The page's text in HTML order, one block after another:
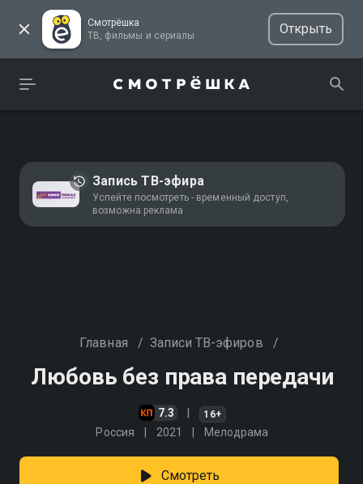
Смотрёшка
ТВ, фильмы и сериалы
Открыть
Запись ТВ-эфира
Успейте посмотреть - временный доступ,
возможна реклама
Главная / Записи ТВ-эфиров /
Любовь без права передачи
7.3 16+
Россия 2021 Мелодрама
Смотреть